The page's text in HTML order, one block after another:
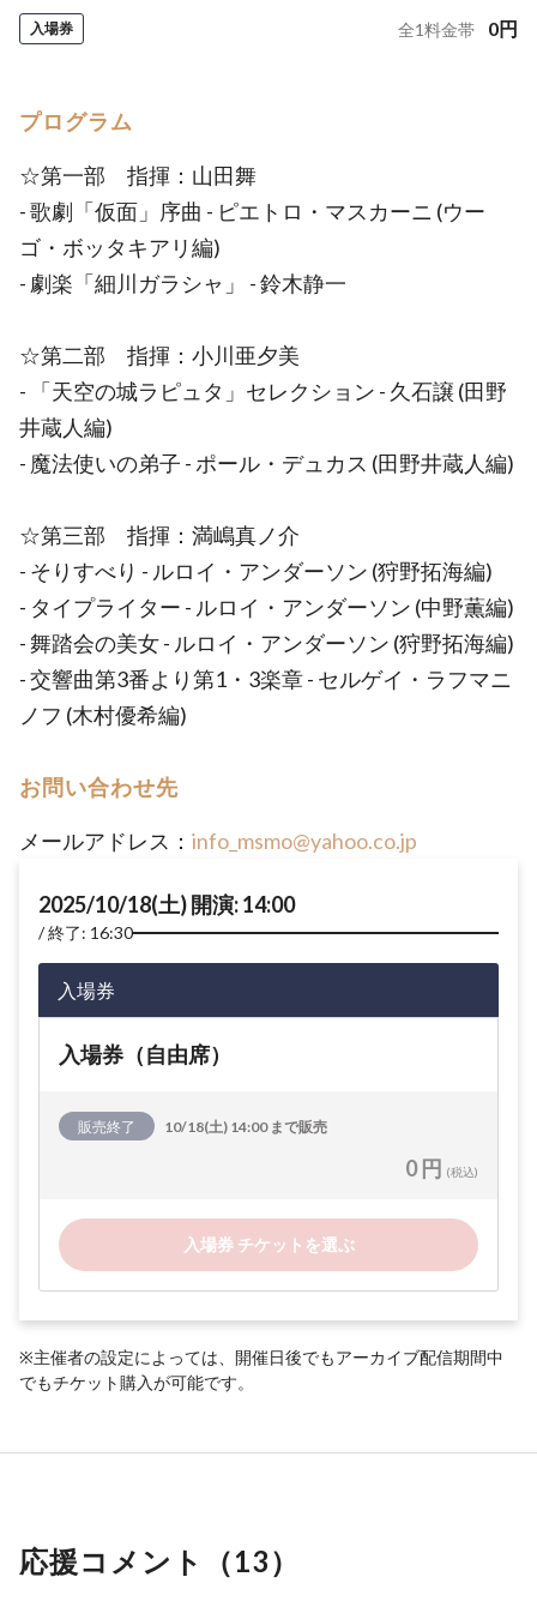
入場券 全1料金帯 0円
プログラム
☆第一部 指揮：山田舞
- 歌劇「仮面」序曲 - ピエトロ・マスカーニ (ウー
ゴ・ボッタキアリ編)
- 劇楽「細川ガラシャ」 - 鈴木静一
☆第二部 指揮：小川亜夕美
- 「天空の城ラピュタ」セレクション - 久石譲 (田野
井蔵人編)
- 魔法使いの弟子 - ポール・デュカス (田野井蔵人編)
☆第三部 指揮：満嶋真ノ介
- そりすべり - ルロイ・アンダーソン (狩野拓海編)
- タイプライター - ルロイ・アンダーソン (中野薫編)
- 舞踏会の美女 - ルロイ・アンダーソン (狩野拓海編)
- 交響曲第3番より第1・3楽章 - セルゲイ・ラフマニ
ノフ (木村優希編)
お問い合わせ先
メールアドレス： info_msmo@yahoo.co.jp
2025/10/18(土) 開演: 14:00
終了: 16:30
入場券
入場券（自由席）
販売終了 10/18(土) 14:00 まで販売
0 円 (税込)
入場券 チケットを選ぶ
※主催者の設定によっては、開催日後でもアーカイブ配信期間中
でもチケット購入が可能です。
応援コメント（13）